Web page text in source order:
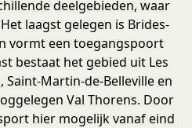
deelgebieden, waar
laagst gelegen is Brides-
vormt een toegangspoort
bestaat het gebied uit Les
Martin-de-Belleville en
Val Thorens. Door
hier mogelijk vanaf eind